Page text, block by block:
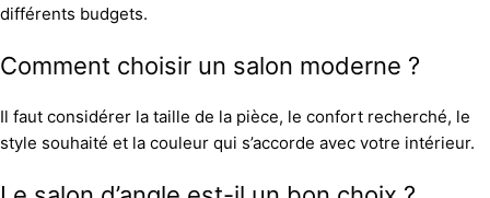
différents budgets.
Comment choisir un salon moderne ?
Il faut considérer la taille de la pièce, le confort recherché, le
style souhaité et la couleur qui s’accorde avec votre intérieur.